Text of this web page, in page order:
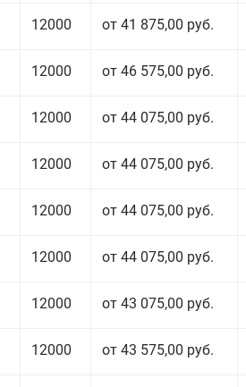
12000 от 41 875,00 руб.
12000 от 46 575,00 руб.
12000 от 44 075,00 руб.
12000 от 44 075,00 руб.
12000 от 44 075,00 руб.
12000 от 44 075,00 руб.
12000 от 43 075,00 руб.
12000 от 43 575,00 руб.